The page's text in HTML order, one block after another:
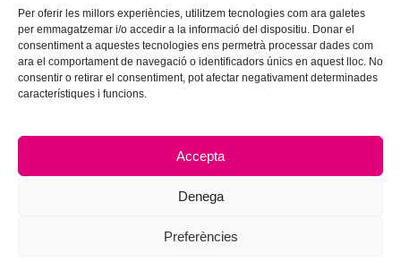
Per oferir les millors experiències, utilitzem tecnologies com ara galetes
per emmagatzemar i/o accedir a la informació del dispositiu. Donar el
consentiment a aquestes tecnologies ens permetrà processar dades com
ara el comportament de navegació o identificadors únics en aquest lloc. No
consentir o retirar el consentiment, pot afectar negativament determinades
característiques i funcions.
Accepta
Denega
Preferències